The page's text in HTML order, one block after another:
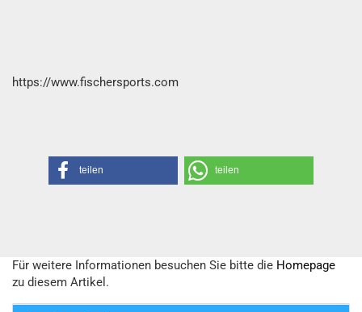
https://www.fischersports.com
teilen teilen
Für weitere Informationen besuchen Sie bitte die Homepage
zu diesem Artikel.